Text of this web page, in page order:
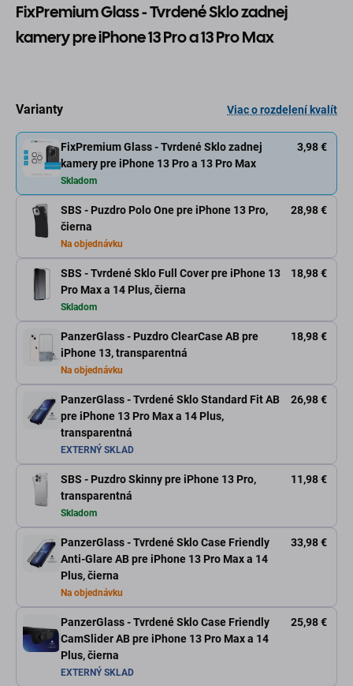
FixPremium Glass - Tvrdené Sklo zadnej
kamery pre iPhone 13 Pro a 13 Pro Max
Varianty Viac o rozdelení kvalít
SBS - Puzdro Polo One pre iPhone 13 Pro,
čierna
28,98 €
Na objednávku
SBS - Tvrdené Sklo Full Cover pre iPhone 13
Pro Max a 14 Plus, čierna
18,98 €
Skladom
PanzerGlass - Puzdro ClearCase AB pre
iPhone 13, transparentná
18,98 €
Na objednávku
PanzerGlass - Tvrdené Sklo Standard Fit AB
pre iPhone 13 Pro Max a 14 Plus,
transparentná
26,98 €
EXTERNÝ SKLAD
SBS - Puzdro Skinny pre iPhone 13 Pro,
transparentná
11,98 €
Skladom
PanzerGlass - Tvrdené Sklo Case Friendly
Anti-Glare AB pre iPhone 13 Pro Max a 14
Plus, čierna
33,98 €
Na objednávku
PanzerGlass - Tvrdené Sklo Case Friendly
CamSlider AB pre iPhone 13 Pro Max a 14
Plus, čierna
25,98 €
EXTERNÝ SKLAD
FixPremium Glass - Tvrdené Sklo zadnej
kamery pre iPhone 13 Pro a 13 Pro Max
3,98 €
Skladom